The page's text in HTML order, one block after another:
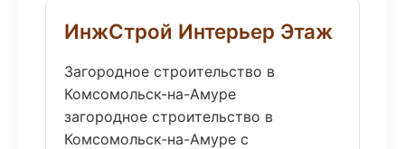
ИнжСтрой Интерьер Этаж
Загородное строительство в
Комсомольск-на-Амуре
загородное строительство в
Комсомольск-на-Амуре с